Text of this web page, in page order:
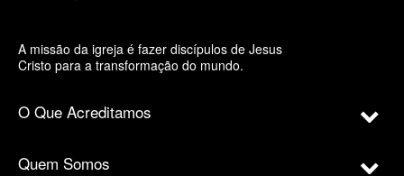
A missão da igreja é fazer discípulos de Jesus
Cristo para a transformação do mundo.
O Que Acreditamos
Quem Somos